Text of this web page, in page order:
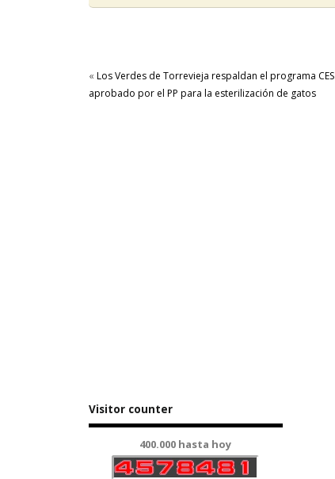
« Los Verdes de Torrevieja respaldan el programa CES
aprobado por el PP para la esterilización de gatos
Visitor counter
400.000 hasta hoy